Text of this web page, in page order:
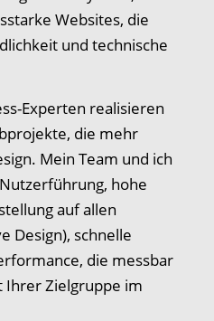
Websites, die
und technische
Experten realisieren
die mehr
Mein Team und ich
hohe
auf allen
Design), schnelle
die messbar
Zielgruppe im